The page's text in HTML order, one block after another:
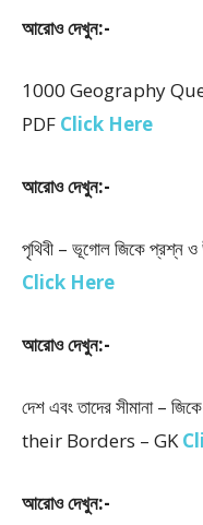
আরোও দেখুন:-
1000 Geography
PDF Click Here
আরোও দেখুন:-
পৃথিবী – ভূগোল জিকে
Click Here
আরোও দেখুন:-
দেশ এবং তাদের সীমানা
their Borders – GK
আরোও দেখুন:-